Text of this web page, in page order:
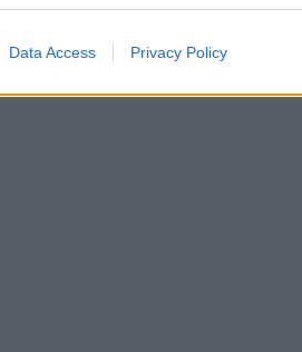
Data Access Privacy Policy